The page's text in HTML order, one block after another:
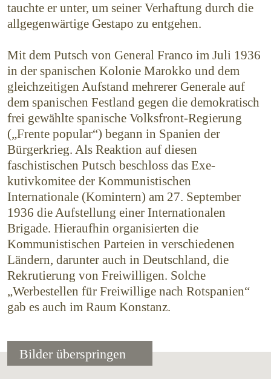
tauchte er unter, um seiner Verhaftung durch die
allgegenwärtige Gestapo zu entgehen.
Mit dem Putsch von General Franco im Juli 1936
in der spanischen Kolonie Marokko und dem
gleichzeitigen Aufstand mehrerer Generale auf
dem spanischen Festland gegen die demokratisch
frei gewählte spanische Volksfront-Regierung
(„Frente popular“) begann in Spanien der
Bürgerkrieg. Als Reaktion auf diesen
faschistischen Putsch beschloss das Exe­
kutivkomitee der Kommunistischen
Internationale (Komintern) am 27. September
1936 die Aufstellung einer Internationalen
Brigade. Hieraufhin organisierten die
Kommunistischen Parteien in verschie­denen
Ländern, darunter auch in Deutschland, die
Rekru­tierung von Freiwilligen. Solche
„Werbestellen für Freiwillige nach Rotspanien“
gab es auch im Raum Konstanz.
Bilder überspringen